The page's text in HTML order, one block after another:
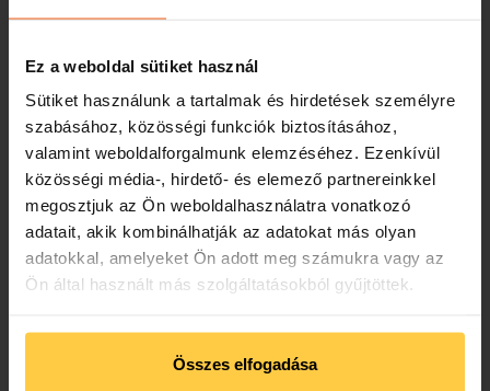
Ez a weboldal sütiket használ
Sütiket használunk a tartalmak és hirdetések személyre
szabásához, közösségi funkciók biztosításához,
valamint weboldalforgalmunk elemzéséhez. Ezenkívül
közösségi média-, hirdető- és elemező partnereinkkel
megosztjuk az Ön weboldalhasználatra vonatkozó
adatait, akik kombinálhatják az adatokat más olyan
adatokkal, amelyeket Ön adott meg számukra vagy az
Ön által használt más szolgáltatásokból gyűjtöttek.
Összes elfogadása
AUTÓMENTÉS AZ M3
AUTÓPÁLYÁN
2025. Január 30.